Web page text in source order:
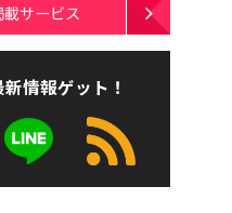
サービス
情報ゲット！